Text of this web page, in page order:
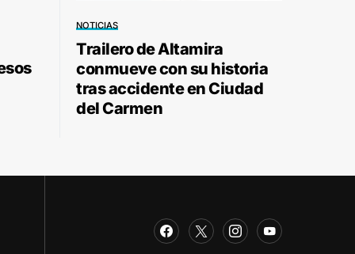
NOTICIAS
Trailero de Altamira
conmueve con su historia
tras accidente en Ciudad
del Carmen